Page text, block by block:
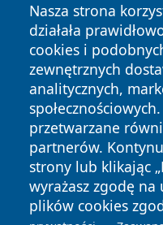
Nasza strona
działała
cookies i
zewnętrznych
analitycznych,
przetwarzane
partnerów.
strony lub klikając
wyrażasz zgodę
plików cookies
Copyright © 2026
zastrzeżone.
News Autorzy